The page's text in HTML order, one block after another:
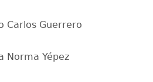
Carlos Guerrero
Norma Yépez